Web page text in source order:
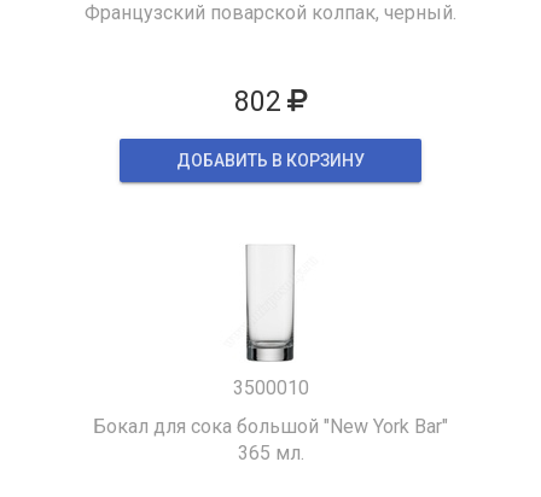
Французский поварской колпак, черный.
802
ДОБАВИТЬ В КОРЗИНУ
3500010
Бокал для сока большой "New York Bar"
365 мл.